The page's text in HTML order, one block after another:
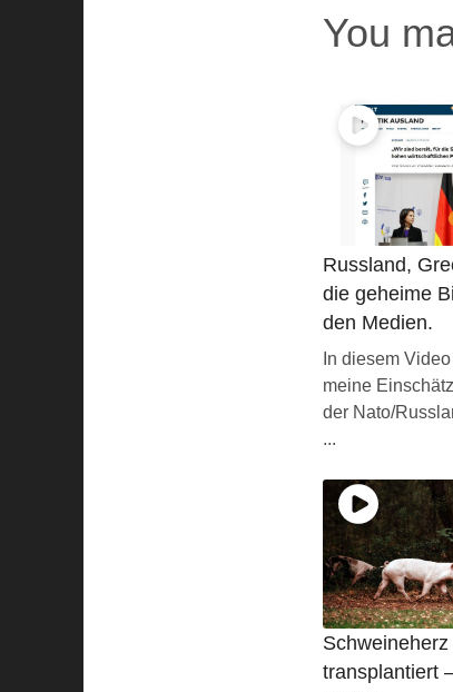
You
Russland,
die geheime
den Medien.
In diesem
meine
der Nato/
...
transplantiert